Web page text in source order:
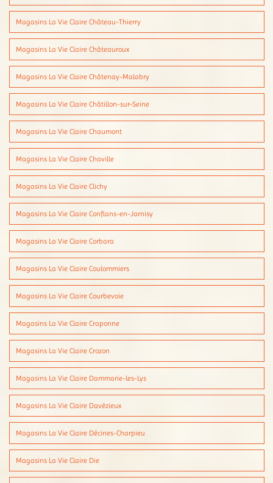
Magasins La Vie Claire Château-Thierry
Magasins La Vie Claire Châteauroux
Magasins La Vie Claire Châtenay-Malabry
Magasins La Vie Claire Châtillon-sur-Seine
Magasins La Vie Claire Chaumont
Magasins La Vie Claire Chaville
Magasins La Vie Claire Clichy
Magasins La Vie Claire Conflans-en-Jarnisy
Magasins La Vie Claire Corbara
Magasins La Vie Claire Coulommiers
Magasins La Vie Claire Courbevoie
Magasins La Vie Claire Craponne
Magasins La Vie Claire Crozon
Magasins La Vie Claire Dammarie-les-Lys
Magasins La Vie Claire Davézieux
Magasins La Vie Claire Décines-Charpieu
Magasins La Vie Claire Die